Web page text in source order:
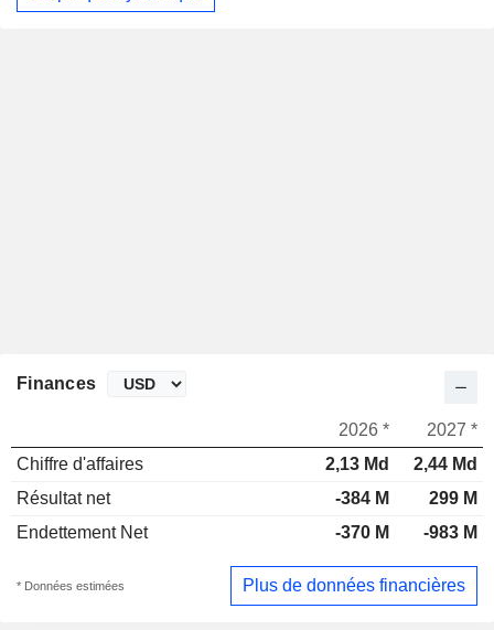
Finances
2026 *
2027 *
Chiffre d'affaires
2,13 Md
2,44 Md
Résultat net
-384 M
299 M
Endettement Net
-370 M -983 M
* Données estimées Plus de données financières